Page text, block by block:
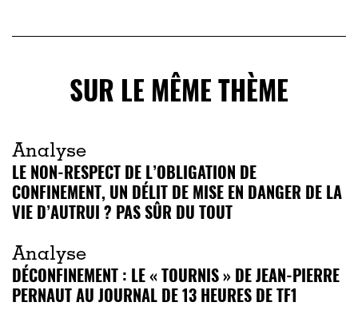
SUR LE MÊME THÈME
Analyse
LE NON-RESPECT DE L’OBLIGATION DE
CONFINEMENT, UN DÉLIT DE MISE EN DANGER DE LA
VIE D’AUTRUI ? PAS SÛR DU TOUT
Analyse
DÉCONFINEMENT : LE « TOURNIS » DE JEAN-PIERRE
PERNAUT AU JOURNAL DE 13 HEURES DE TF1